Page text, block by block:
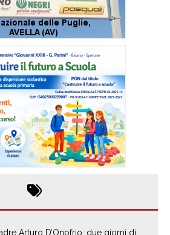
Arturo D’Onofrio: due giorni di